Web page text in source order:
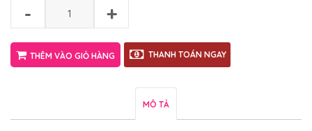
- +
THÊM VÀO GIỎ HÀNG THANH TOÁN NGAY
MÔ TẢ